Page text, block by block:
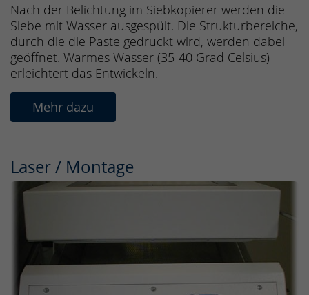
Nach der Belichtung im Siebkopierer werden die
Siebe mit Wasser ausgespült. Die Strukturbereiche,
durch die die Paste gedruckt wird, werden dabei
geöffnet. Warmes Wasser (35-40 Grad Celsius)
erleichtert das Entwickeln.
Mehr dazu
Laser / Montage